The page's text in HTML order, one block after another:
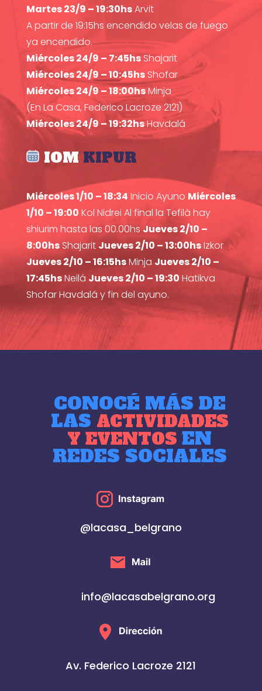
Martes 23/9 – 19:30hsArvit
A partir de 19:15hs encendido velas de fuego
ya encendido.
Miércoles 24/9 – 7:45hsShajarit
Miércoles 24/9 – 10:45hsShofar
Miércoles 24/9 – 18:00hsMinja
(En La Casa, Federico Lacroze 2121)
Miércoles 24/9 – 19:32hsHavdalá
IOM KIPUR
Miércoles 1/10 – 18:34 Inicio Ayuno Miércoles
1/10 – 19:00 Kol Nidrei Al final la Tefilà hay
shiurim hasta las 00.00hsJueves 2/10 –
8:00hsShajarit Jueves 2/10 – 13:00hsIzkor
Jueves 2/10 – 16:15hsMinja Jueves 2/10 –
17:45hsNeilá Jueves 2/10 – 19:30 Hatikva
Shofar Havdalá y fin del ayuno.
CONOCÉ MÁS DE
LAS ACTIVIDADES
Y EVENTOSEN
REDES SOCIALES
@lacasa_belgrano
info@lacasabelgrano.org
Av. Federico Lacroze 2121